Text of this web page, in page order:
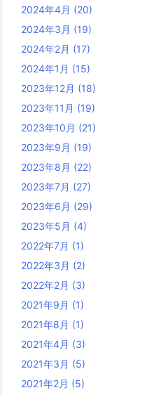
2024年4月 (20)
2024年3月 (19)
2024年2月 (17)
2024年1月 (15)
2023年12月 (18)
2023年11月 (19)
2023年10月 (21)
2023年9月 (19)
2023年8月 (22)
2023年7月 (27)
2023年6月 (29)
2023年5月 (4)
2022年7月 (1)
2022年3月 (2)
2022年2月 (3)
2021年9月 (1)
2021年8月 (1)
2021年4月 (3)
2021年3月 (5)
2021年2月 (5)